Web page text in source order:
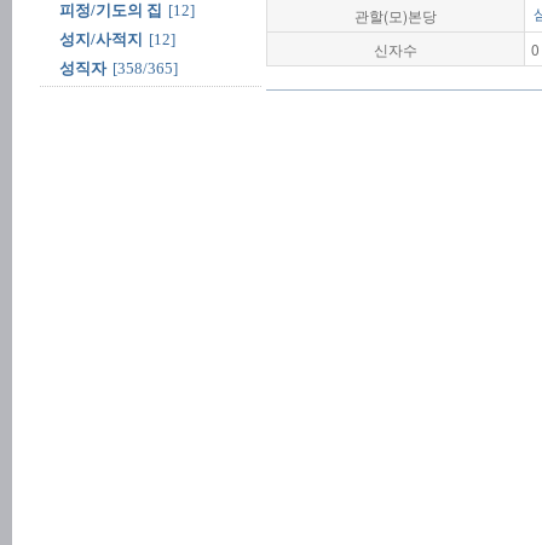
피정/기도의 집 [12]
성지/사적지
[12]
성직자 [358/365]
관할(모)본당
신자수 0